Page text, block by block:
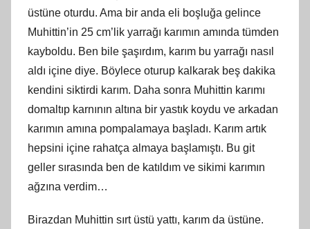
üstüne oturdu. Ama bir anda eli boşluğa gelince
Muhittin’in 25 cm’lik yarrağı karımın amında tümden
kayboldu. Ben bile şaşırdım, karım bu yarrağı nasıl
aldı içine diye. Böylece oturup kalkarak beş dakika
kendini siktirdi karım. Daha sonra Muhittin karımı
domaltıp karnının altına bir yastık koydu ve arkadan
karımın amına pompalamaya başladı. Karım artık
hepsini içine rahatça almaya başlamıştı. Bu git
geller sırasında ben de katıldım ve sikimi karımın
ağzına verdim…
Birazdan Muhittin sırt üstü yattı, karım da üstüne.